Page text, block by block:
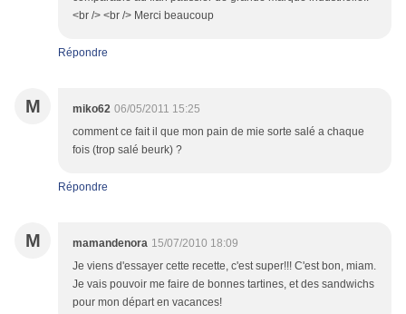
<br /> <br /> Merci beaucoup
Répondre
M miko62 06/05/2011 15:25
comment ce fait il que mon pain de mie sorte salé a chaque
fois (trop salé beurk) ?
Répondre
M mamandenora 15/07/2010 18:09
Je viens d'essayer cette recette, c'est super!!! C'est bon, miam.
Je vais pouvoir me faire de bonnes tartines, et des sandwichs
pour mon départ en vacances!